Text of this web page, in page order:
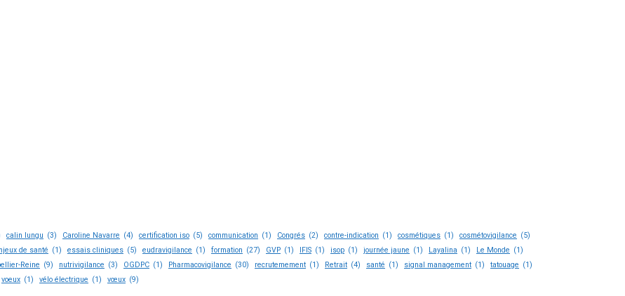
calin lungu (3) Caroline Navarre (4) certification iso (5) communication (1) Congrés (2) contre-indication (1) cosmétiques (1) cosmétovigilance (5)
de santé (1) essais cliniques (5) eudravigilance (1) formation (27) GVP (1) IFIS (1) isop (1) journée jaune (1) Layalina (1) Le Monde (1)
Reine (9) nutrivigilance (3) OGDPC (1) Pharmacovigilance (30) recrutemement (1) Retrait (4) santé (1) signal management (1) tatouage (1)
voeux (1) vélo électrique (1) vœux (9)